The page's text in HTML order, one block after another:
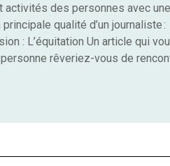
activités des personnes avec une
qualité d’un journaliste :
: L’équitation Un article qui
rêveriez-vous de